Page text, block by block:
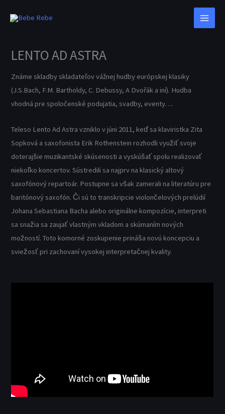
LENTO AD ASTRA
Známe skladby skladateľov vážnej hudby európskej klasiky
(J.S.Bach, F.M. Bartholdy, C. Debussy, A Dvořák a iní). Hudba
vhodná pre spoločenské podujatia, svadby, eventy….
Teleso Lento Ad Astra vzniklo v júni 2011, keď sa klaviristka Zita
Sopková a saxofonista Erik Rothenstein rozhodli využiť svoje
doterajšie muzikantské skúsenosti a vyskúšať spolu realizovať
niekoľko koncertov. Sústredili sa najprv na klasický altový
saxofónový repartoár. Postupne sa však zamerali na literatúru pre
baritónový saxofón. Či sú to transkripcie violončelových prelúdií
Johana Sebastiana Bacha alebo originálne kompozície, interpreti
sa snažia sa zaujať vlastným vkladom a skúmaním nových
možností. Toto komorné zoskupenie prináša novú koncepciu a
sviežosť pri zachovaní vysokej interpretačnej kvality.